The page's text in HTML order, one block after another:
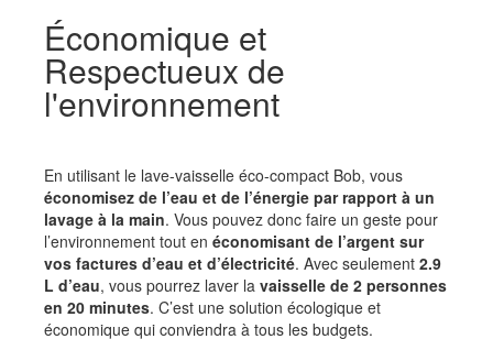
Économique et
Respectueux de
l'environnement
En utilisant le lave-vaisselle éco-compact Bob, vous
économisez de l’eau et de l’énergie par rapport à un
lavage à la main. Vous pouvez donc faire un geste pour
l’environnement tout en économisant de l’argent sur
vos factures d’eau et d’électricité. Avec seulement 2.9
L d’eau, vous pourrez laver la vaisselle de 2 personnes
en 20 minutes. C’est une solution écologique et
économique qui conviendra à tous les budgets.